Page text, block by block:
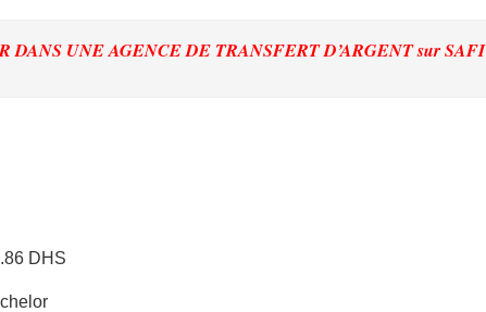
DANS UNE AGENCE DE TRANSFERT D’ARGENTsur SAFI
DHS